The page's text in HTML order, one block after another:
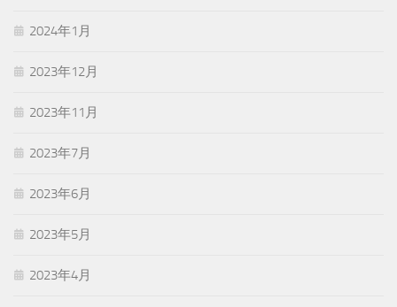
2024年1月
2023年12月
2023年11月
2023年7月
2023年6月
2023年5月
2023年4月